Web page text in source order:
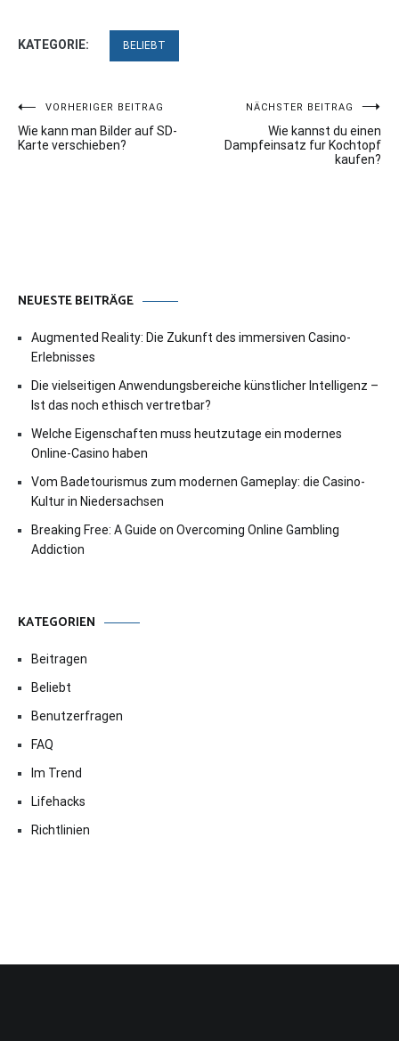
KATEGORIE: BELIEBT
Beitragsnavigation
VORHERIGER BEITRAG
Wie kann man Bilder auf SD-
Karte verschieben?
NÄCHSTER BEITRAG
Wie kannst du einen
Dampfeinsatz fur Kochtopf
kaufen?
NEUESTE BEITRÄGE
Augmented Reality: Die Zukunft des immersiven Casino-
Erlebnisses
Die vielseitigen Anwendungsbereiche künstlicher Intelligenz –
Ist das noch ethisch vertretbar?
Welche Eigenschaften muss heutzutage ein modernes
Online-Casino haben
Vom Badetourismus zum modernen Gameplay: die Casino-
Kultur in Niedersachsen
Breaking Free: A Guide on Overcoming Online Gambling
Addiction
KATEGORIEN
Beitragen
Beliebt
Benutzerfragen
FAQ
Im Trend
Lifehacks
Richtlinien